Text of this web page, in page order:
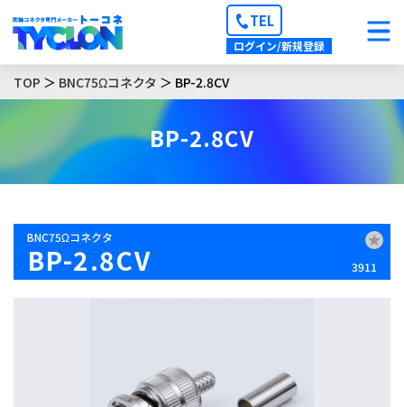
TEL
ログイン/新規登録
TOP ＞ BNC75Ωコネクタ ＞ BP-2.8CV
BP-2.8CV
BNC75Ωコネクタ
BP-2.8CV 3911